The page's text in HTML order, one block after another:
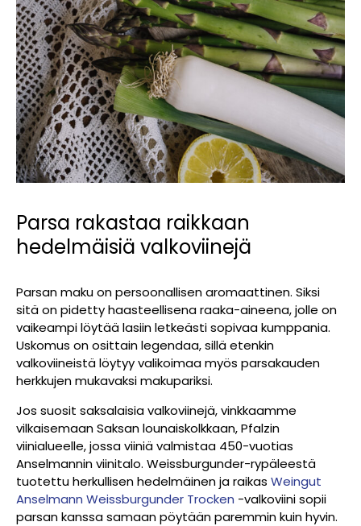
Parsa rakastaa raikkaan
hedelmäisiä valkoviinejä
Parsan maku on persoonallisen aromaattinen. Siksi
sitä on pidetty haasteellisena raaka-aineena, jolle on
vaikeampi löytää lasiin letkeästi sopivaa kumppania.
Uskomus on osittain legendaa, sillä etenkin
valkoviineistä löytyy valikoimaa myös parsakauden
herkkujen mukavaksi makupariksi.
Jos suosit saksalaisia valkoviinejä, vinkkaamme
vilkaisemaan Saksan lounaiskolkkaan, Pfalzin
viinialueelle, jossa viiniä valmistaa 450-vuotias
Anselmannin viinitalo. Weissburgunder-rypäleestä
tuotettu herkullisen hedelmäinen ja raikas Weingut
Anselmann Weissburgunder Trocken -valkoviini sopii
parsan kanssa samaan pöytään paremmin kuin hyvin.